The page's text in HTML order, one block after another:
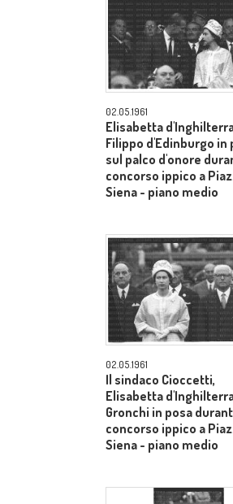
02.05.1961
Elisabetta
Filippo d'Edinburgo in
sul palco d'onore
concorso ippico a
Siena - piano medio
02.05.1961
Il sindaco Cioccetti,
Elisabetta
Gronchi in posa
concorso ippico a
Siena - piano medio